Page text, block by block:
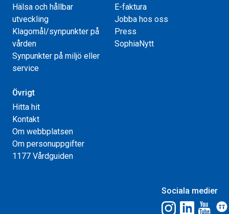
Hälsa och hållbar
utveckling
Klagomål/synpunkter på
vården
Synpunkter på miljö eller
service
E-faktura
Jobba hos oss
Press
SophiaNytt
Övrigt
Hitta hit
Kontakt
Om webbplatsen
Om personuppgifter
1177 Vårdguiden
Sociala medier